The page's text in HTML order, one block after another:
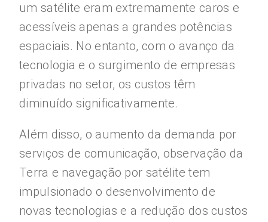
um satélite eram extremamente caros e
acessíveis apenas a grandes potências
espaciais. No entanto, com o avanço da
tecnologia e o surgimento de empresas
privadas no setor, os custos têm
diminuído significativamente.
Além disso, o aumento da demanda por
serviços de comunicação, observação da
Terra e navegação por satélite tem
impulsionado o desenvolvimento de
novas tecnologias e a redução dos custos